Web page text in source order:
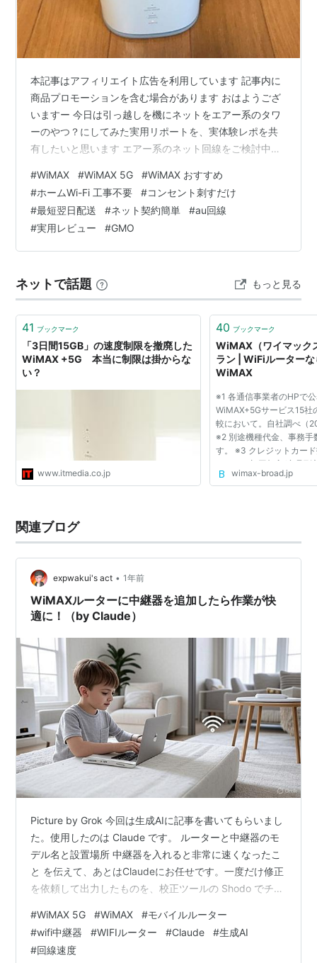
本記事はアフィリエイト広告を利用しています 記事内に
商品プロモーションを含む場合があります おはようござ
いますー 今日は引っ越しを機にネットをエアー系のタワ
ーのやつ？にしてみた実用リポートを、実体験レポを共
有したいと思います エアー系のネット回線をご検討中の
子っ！ WiMAX SpeedWi-Fi HOME 5G L13 これを選んだ
理由はただひとつ！ チャッピーにススめられたからです
(￣▽￣;)！笑 チャッピーオススメ理由 その１：コスパ最
強 その２：通信速度が速くて安定している その３：通信
無制限（使い過ぎると制限あり） 工事不要でコ…
#WiMAX #WiMAX 5G #WiMAX おすすめ
#ホームWi-Fi 工事不要 #コンセント刺すだけ
#最短翌日配送 #ネット契約簡単 #au回線
#実用レビュー #GMO
ネットで話題 もっと見る
41 ブックマーク
「3日間15GB」の速度制限を撤廃した
WiMAX +5G 本当に制限は掛からな
い？
www.itmedia.co.jp
40 ブックマーク
WiMAX（ワイマック
ラン | WiFiルーター
WiMAX
※1 各通信事業者のHPで
WiMAX+5Gサービス15社
較において。自社調べ（
※2 別途機種代金、事務手
す。 ※3 クレジットカー
ョンへの初回加入(商品
可能)いただくことが条件
wimax-broad.jp
関連ブログ
expwakui's act • 1年前
WiMAXルーターに中継器を追加したら作業が快
適に！（by Claude）
Picture by Grok 今回は生成AIに記事を書いてもらいまし
た。使用したのは Claude です。 ルーターと中継器のモ
デル名と設置場所 中継器を入れると非常に速くなったこ
と を伝えて、あとはClaudeにお任せです。一度だけ修正
を依頼して出力したものを、校正ツールの Shodo でチェ
が、文末に補足を加えているので、そちらもご覧くださ
い。 ＋＋＋＋＋＋＋＋＋＋ 在宅勤務が当たり前になった
今、自宅のインターネット環境の重要性はますます高ま
#WiMAX 5G #WiMAX #モバイルルーター
#wifi中継器 #WIFIルーター #Claude #生成AI
#回線速度